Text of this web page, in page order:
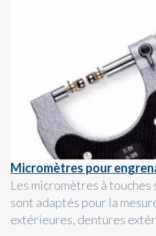
Micromètres pour
Les micromètres à
sont adaptés pour la
extérieures, dentures